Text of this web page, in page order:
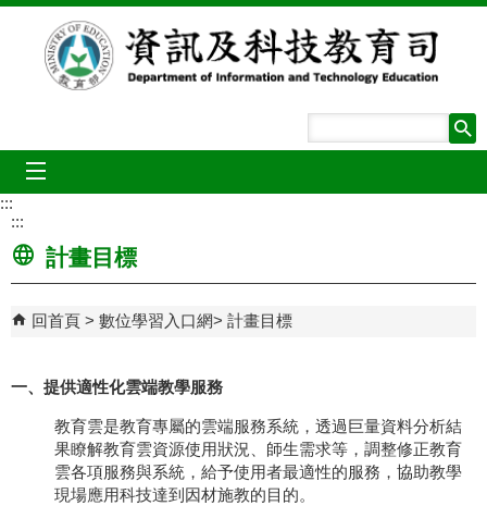
跳到主要內容區塊
:::
:::
計畫目標
回首頁 數位學習入口網 計畫目標
一、提供適性化雲端教學服務
教育雲是教育專屬的雲端服務系統，透過巨量資料分析結
果瞭解教育雲資源使用狀況、師生需求等，調整修正教育
雲各項服務與系統，給予使用者最適性的服務，協助教學
現場應用科技達到因材施教的目的。